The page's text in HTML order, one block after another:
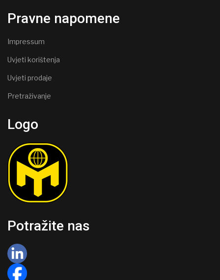
Pravne napomene
Impressum
Uvjeti korištenja
Uvjeti prodaje
Pretraživanje
Logo
Potražite nas